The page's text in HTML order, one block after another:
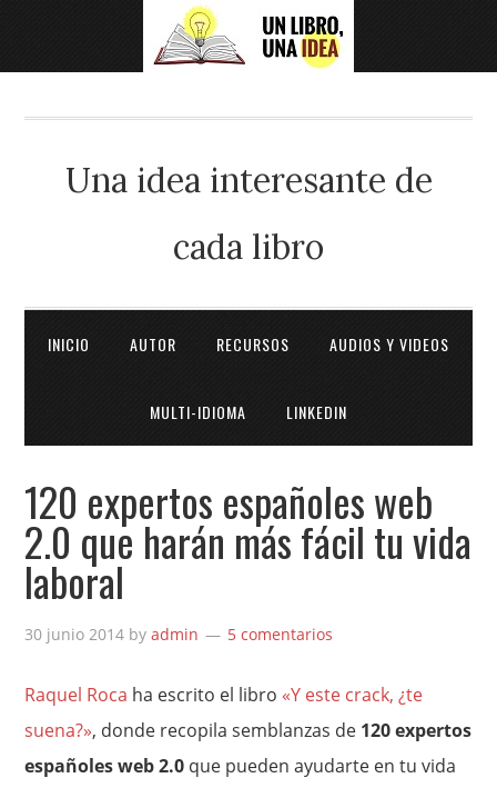
Una idea interesante de
cada libro
INICIO AUTOR RECURSOS AUDIOS Y VIDEOS
MULTI-IDIOMA LINKEDIN
120 expertos españoles web
2.0 que harán más fácil tu vida
laboral
30 junio 2014 byadmin 5 comentarios
Raquel Roca ha escrito el libro «Y este crack, ¿te
suena?», donde recopila semblanzas de 120 expertos
españoles web 2.0 que pueden ayudarte en tu vida